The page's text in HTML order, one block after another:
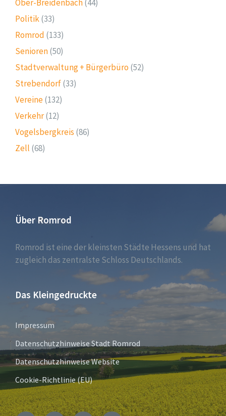
Ober-Breidenbach(44)
Politik(33)
Romrod (133)
Senioren(50)
Stadtverwaltung + Bürgerbüro (52)
Strebendorf(33)
Vereine(132)
Verkehr(12)
Vogelsbergkreis (86)
Zell (68)
Über Romrod
Romrod ist eine der kleinsten Städte Hessens und hat
zugleich das zentralste Schloss Deutschlands.
Das Kleingedruckte
Impressum
Datenschutzhinweise Stadt Romrod
Datenschutzhinweise Website
Cookie-Richtlinie (EU)